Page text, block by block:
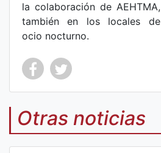
la colaboración de AEHTMA,
también en los locales de
ocio nocturno.
Co
mp
art
Co
mp
art
Otras noticias